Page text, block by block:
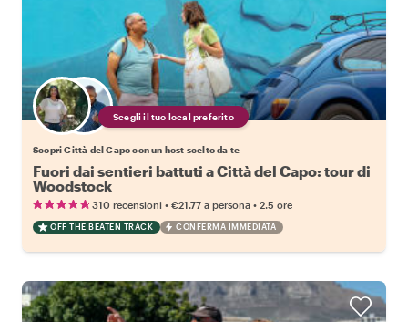
Scegli il tuo local preferito
Scopri Città del Capo con un host scelto da te
Fuori dai sentieri battuti a Città del Capo: tour di
Woodstock
310 recensioni • €21.77 a persona • 2.5 ore
OFF THE BEATEN TRACK CONFERMA IMMEDIATA